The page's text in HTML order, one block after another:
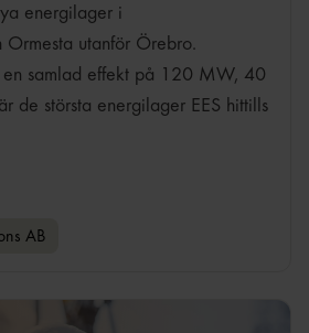
energilager i
utanför Örebro.
samlad effekt på 120 MW, 40
de största energilager EES hittills
AB